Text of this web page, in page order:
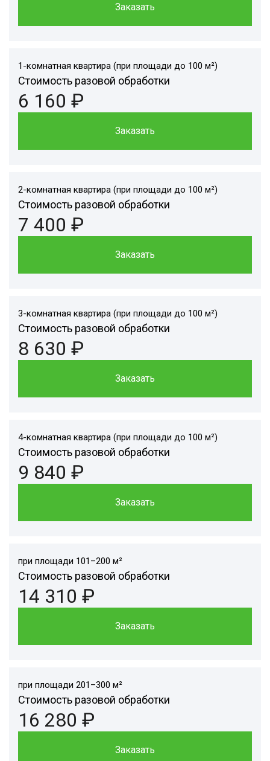
Заказать
1-комнатная квартира (при площади до 100 м²)
Стоимость разовой обработки
6 160 ₽
Заказать
2-комнатная квартира (при площади до 100 м²)
Стоимость разовой обработки
7 400 ₽
Заказать
3-комнатная квартира (при площади до 100 м²)
Стоимость разовой обработки
8 630 ₽
Заказать
4-комнатная квартира (при площади до 100 м²)
Стоимость разовой обработки
9 840 ₽
Заказать
при площади 101–200 м²
Стоимость разовой обработки
14 310 ₽
Заказать
при площади 201–300 м²
Стоимость разовой обработки
16 280 ₽
Заказать